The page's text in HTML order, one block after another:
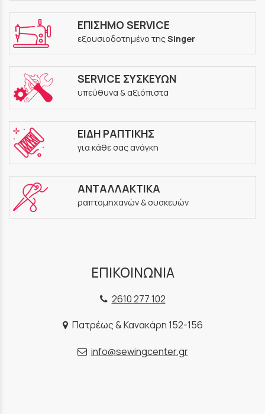
ΕΠΙΣΗΜΟ SERVICE
εξουσιοδοτημένο τηςSinger
SERVICE ΣΥΣΚΕΥΩΝ
υπεύθυνα & αξιόπιστα
ΕΙΔΗ ΡΑΠΤΙΚΗΣ
για κάθε σας ανάγκη
ΑΝΤΑΛΛΑΚΤΙΚΑ
ραπτομηχανών & συσκευών
ΕΠΙΚΟΙΝΩΝΙΑ
2610 277 102
Πατρέως & Κανακάρη 152-156
info@sewingcenter.gr